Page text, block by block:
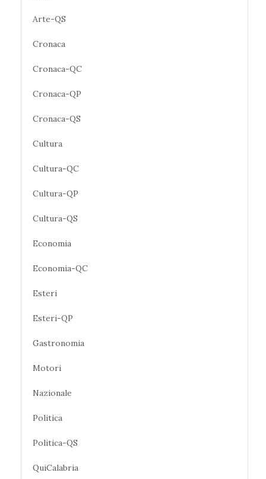
Arte-QS
Cronaca
Cronaca-QC
Cronaca-QP
Cronaca-QS
Cultura
Cultura-QC
Cultura-QP
Cultura-QS
Economia
Economia-QC
Esteri
Esteri-QP
Gastronomia
Motori
Nazionale
Politica
Politica-QS
QuiCalabria